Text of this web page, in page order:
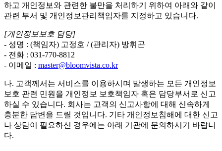
하고 개인정보와 관련한 불만을 처리하기 위하여 아래와 같이
관련 부서 및 개인정보관리책임자를 지정하고 있습니다.
[개인정보보호 담당]
- 성명 : (책임자) 고정호 / (관리자) 방휘곤
- 전화 : 031-770-8812
- 이메일 : master@bloomvista.co.kr
나. 고객께서는 서비스를 이용하시며 발생하는 모든 개인정보
보호 관련 민원을 개인정보 보호책임자 혹은 담당부서로 신고
하실 수 있습니다. 회사는 고객의 신고사항에 대해 신속하게
충분한 답변을 드릴 것입니다. 기타 개인정보침해에 대한 신고
나 상담이 필요하신 경우에는 아래 기관에 문의하시기 바랍니
다.